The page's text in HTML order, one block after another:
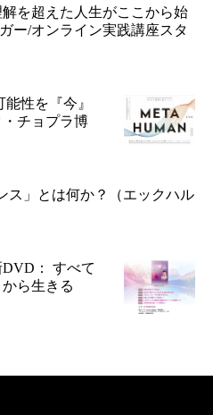
解を超えた人生がここから始
ー/オンライン実践講座スタ
性を『今』
チョプラ博
ス」とは何か？（エックハル
： すべて
ら生きる